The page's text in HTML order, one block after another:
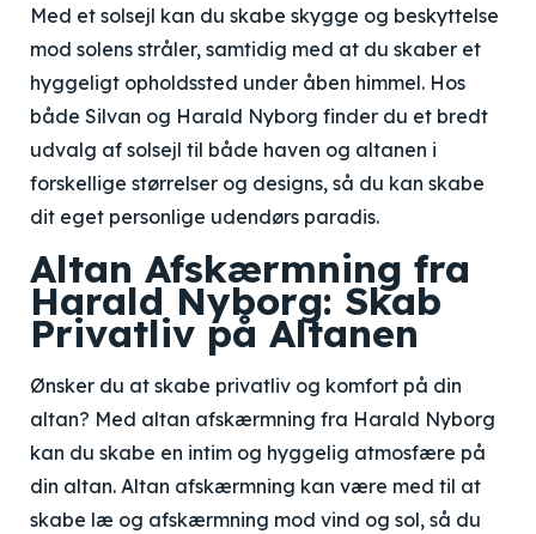
Med et solsejl kan du skabe skygge og beskyttelse
mod solens stråler, samtidig med at du skaber et
hyggeligt opholdssted under åben himmel. Hos
både Silvan og Harald Nyborg finder du et bredt
udvalg af solsejl til både haven og altanen i
forskellige størrelser og designs, så du kan skabe
dit eget personlige udendørs paradis.
Altan Afskærmning fra
Harald Nyborg: Skab
Privatliv på Altanen
Ønsker du at skabe privatliv og komfort på din
altan? Med altan afskærmning fra Harald Nyborg
kan du skabe en intim og hyggelig atmosfære på
din altan. Altan afskærmning kan være med til at
skabe læ og afskærmning mod vind og sol, så du